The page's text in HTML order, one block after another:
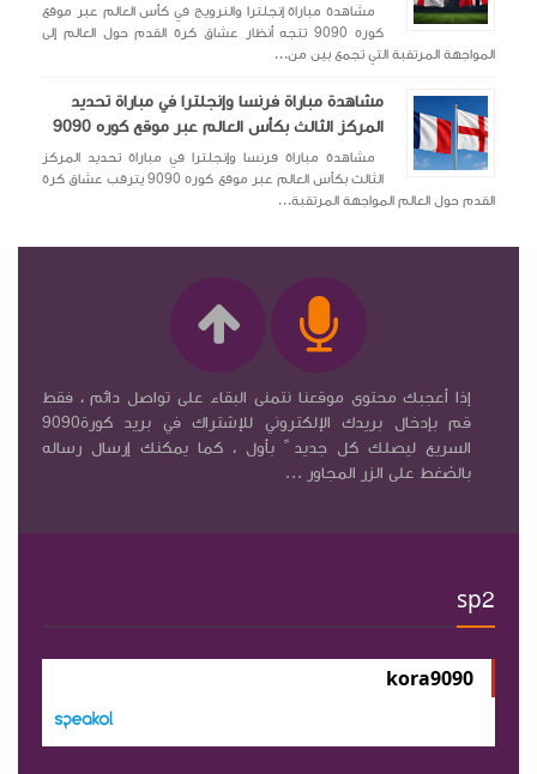
مشاهدة مباراة إنجلترا والنرويج في كأس العالم عبر موقع
كوره 9090 تتجه أنظار عشاق كرة القدم حول العالم إلى
المواجهة المرتقبة التي تجمع بين من...
مشاهدة مباراة فرنسا وإنجلترا في مباراة تحديد
المركز الثالث بكأس العالم عبر موقع كوره 9090
مشاهدة مباراة فرنسا وإنجلترا في مباراة تحديد المركز
الثالث بكأس العالم عبر موقع كوره 9090 يترقب عشاق كرة
القدم حول العالم المواجهة المرتقبة...
إذا أعجبك محتوى موقعنا نتمنى البقاء على تواصل دائم ، فقط
قم بإدخال بريدك الإلكتروني للإشتراك في بريد كورة9090
السريع ليصلك كل جديد ً بأول ، كما يمكنك إرسال رساله
بالضغط على الزر المجاور ...
sp2
kora9090